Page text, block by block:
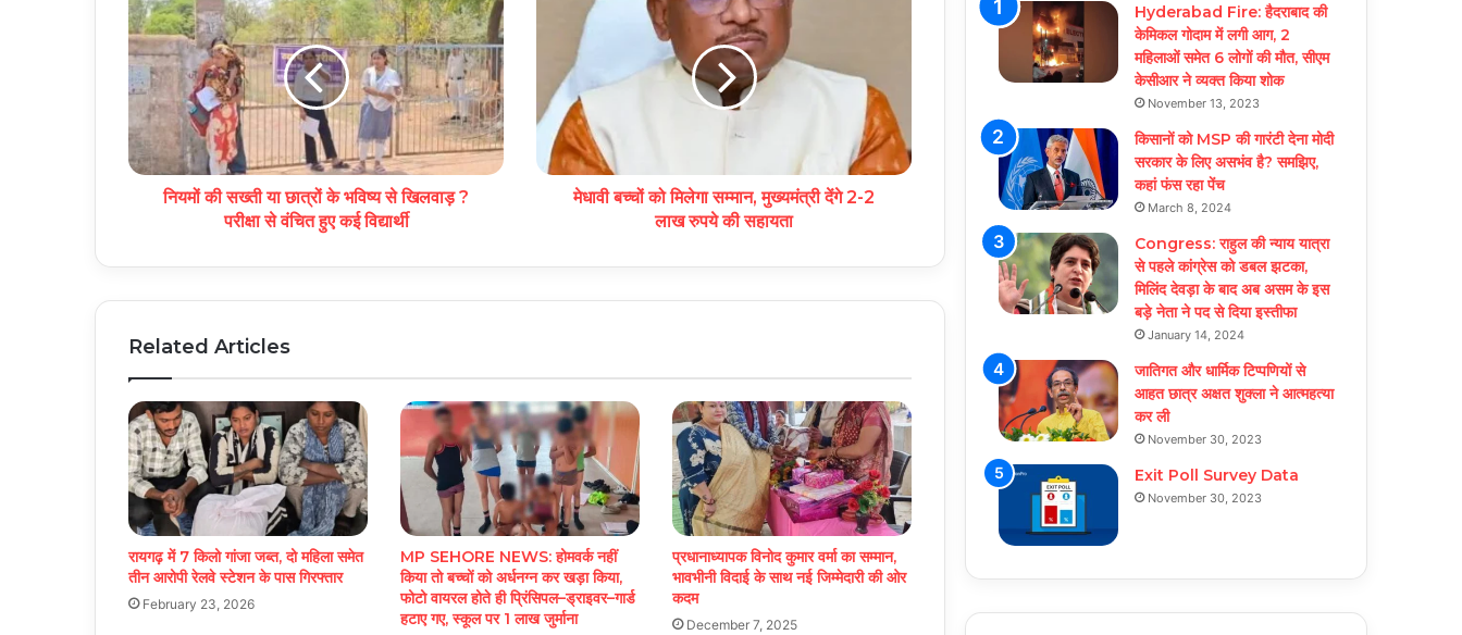
नियमों की सख्ती या छात्रों के भविष्य से खिलवाड़ ?
परीक्षा से वंचित हुए कई विद्यार्थी
मेधावी बच्चों को मिलेगा सम्मान, मुख्यमंत्री देंगे 2-2
लाख रुपये की सहायता
Related Articles
रायगढ़ में 7 किलो गांजा जब्त, दो महिला समेत
तीन आरोपी रेलवे स्टेशन के पास गिरफ्तार
February 23, 2026
MP SEHORE NEWS: होमवर्क नहीं
किया तो बच्चों को अर्धनग्न कर खड़ा किया,
फोटो वायरल होते ही प्रिंसिपल–ड्राइवर–गार्ड
हटाए गए, स्कूल पर 1 लाख जुर्माना
प्रधानाध्यापक विनोद कुमार वर्मा का सम्मान,
भावभीनी विदाई के साथ नई जिम्मेदारी की ओर
कदम
December 7, 2025
Hyderabad Fire: हैदराबाद की
केमिकल गोदाम में लगी आग, 2
महिलाओं समेत 6 लोगों की मौत, सीएम
केसीआर ने व्यक्त किया शोक
November 13, 2023
किसानों को MSP की गारंटी देना मोदी
सरकार के लिए असभंव है? समझिए,
कहां फंस रहा पेंच
March 8, 2024
Congress: राहुल की न्याय यात्रा
से पहले कांग्रेस को डबल झटका,
मिलिंद देवड़ा के बाद अब असम के इस
बड़े नेता ने पद से दिया इस्तीफा
January 14, 2024
जातिगत और धार्मिक टिप्पणियों से
आहत छात्र अक्षत शुक्ला ने आत्महत्या
कर ली
November 30, 2023
Exit Poll Survey Data
November 30, 2023